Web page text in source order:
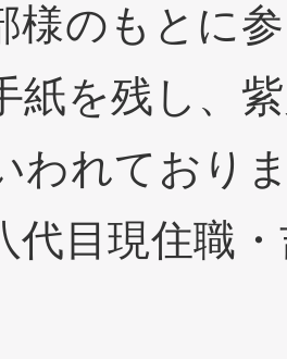
様のもとに
紙を残し、
われており
代目現住職